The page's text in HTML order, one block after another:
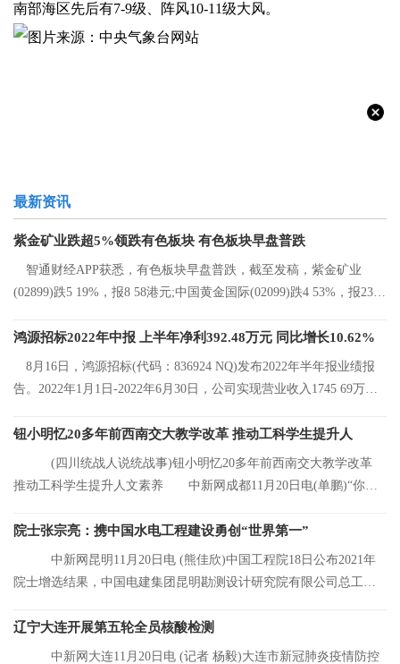
南部海区先后有7-9级、阵风10-11级大风。
最新资讯
紫金矿业跌超5%领跌有色板块 有色板块早盘普跌
智通财经APP获悉，有色板块早盘普跌，截至发稿，紫金矿业
(02899)跌5 19%，报8 58港元;中国黄金国际(02099)跌4 53%，报23 2
鸿源招标2022年中报 上半年净利392.48万元 同比增长10.62%
8月16日，鸿源招标(代码：836924 NQ)发布2022年半年报业绩报
告。2022年1月1日-2022年6月30日，公司实现营业收入1745 69万
钮小明忆20多年前西南交大教学改革 推动工科学生提升人
(四川统战人说统战事)钮小明忆20多年前西南交大教学改革
推动工科学生提升人文素养 中新网成都11月20日电(单鹏)“你们
院士张宗亮：携中国水电工程建设勇创“世界第一”
中新网昆明11月20日电 (熊佳欣)中国工程院18日公布2021年
院士增选结果，中国电建集团昆明勘测设计研究院有限公司总工程
辽宁大连开展第五轮全员核酸检测
中新网大连11月20日电 (记者 杨毅)大连市新冠肺炎疫情防控